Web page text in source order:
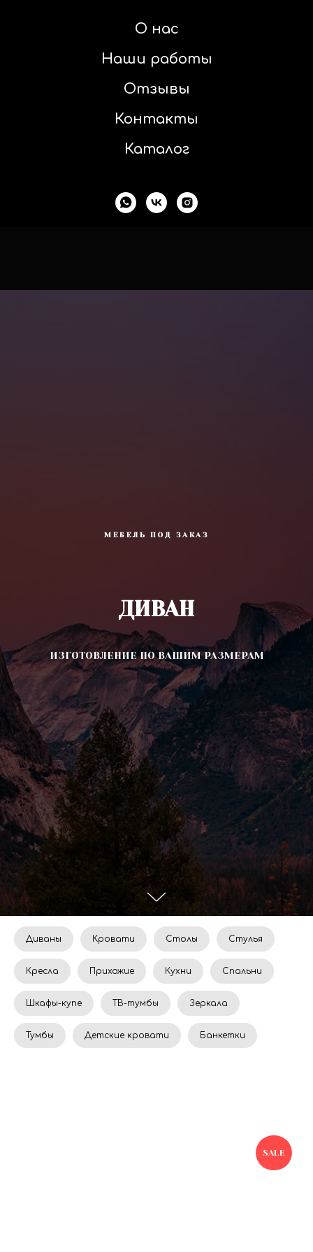
О нас
Наши работы
Отзывы
Контакты
Каталог
МЕБЕЛЬ ПОД ЗАКАЗ
ДИВАН
ИЗГОТОВЛЕНИЕ ПО ВАШИМ РАЗМЕРАМ
Диваны Кровати Столы Стулья
Кресла Прихожие Кухни Спальни
Шкафы-купе ТВ-тумбы Зеркала
Тумбы Детские кровати Банкетки
SALE